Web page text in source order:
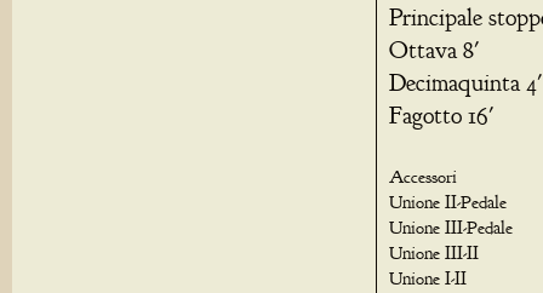
Principale
Ottava 8'
Decimaquinta 4'
Fagotto 16'
Accessori
Unione II-Pedale
Unione III-Pedale
Unione III-II
Unione I-II